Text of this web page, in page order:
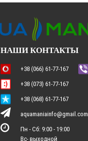
НАШИ КОНТАКТЫ
+38 (066) 61-77-167
+38 (073) 61-77-167
+38 (068) 61-77-167
aquamaniainfo@gmail.com
Пн - Сб: 9:00 - 19:00